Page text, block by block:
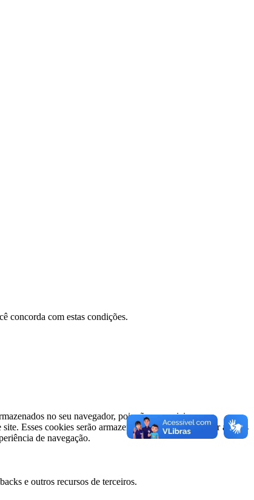
concorda com estas condições.
no seu navegador, pois são essenciais para o
Esses cookies serão armazenados em seu navegador apenas
de navegação.
e outros recursos de terceiros.